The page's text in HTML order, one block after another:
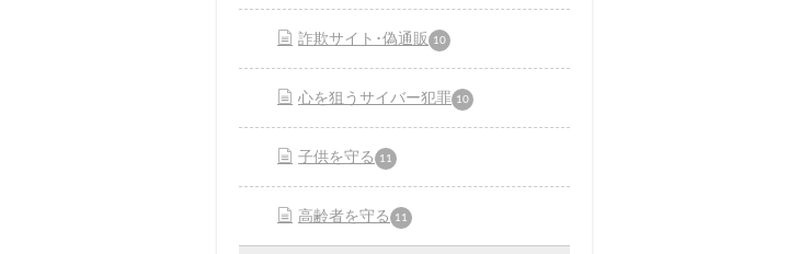
詐欺サイト･偽通販 10
心を狙うサイバー犯罪 10
子供を守る 11
高齢者を守る 11